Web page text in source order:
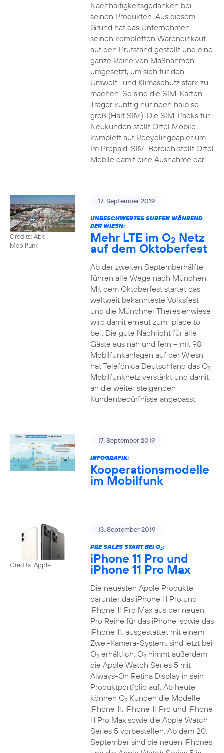
Nachhaltigkeitsgedanken bei
seinen Produkten. Aus diesem
Grund hat das Unternehmen
seinen kompletten Wareneinkauf
auf den Prüfstand gestellt und eine
ganze Reihe von Maßnahmen
umgesetzt, um sich für den
Umwelt- und Klimaschutz stark zu
machen. So sind die SIM-Karten-
Träger künftig nur noch halb so
groß (Half SIM). Die SIM-Packs für
Neukunden stellt Ortel Mobile
komplett auf Recyclingpapier um.
Im Prepaid-SIM-Bereich stellt Ortel
Mobile damit eine Ausnahme dar.
Credits: Abel
Mobilfunk
17. September 2019
UNBESCHWERTES SURFEN WÄHREND
DER WIESN:
Mehr LTE im O2 Netz
auf dem Oktoberfest
Ab der zweiten Septemberhälfte
führen alle Wege nach München:
Mit dem Oktoberfest startet das
weltweit bekannteste Volksfest
und die Münchner Theresienwiese
wird damit erneut zum „place to
be“. Die gute Nachricht für alle
Gäste aus nah und fern – mit 98
Mobilfunkanlagen auf der Wiesn
hat Telefónica Deutschland das O2
Mobilfunknetz verstärkt und damit
an die weiter steigenden
Kundenbedürfnisse angepasst.
17. September 2019
INFOGRAFIK:
Kooperationsmodelle
im Mobilfunk
Credits: Apple
13. September 2019
PRE SALES START BEI O2:
iPhone 11 Pro und
iPhone 11 Pro Max
Die neuesten Apple Produkte,
darunter das iPhone 11 Pro und
iPhone 11 Pro Max aus der neuen
Pro Reihe für das iPhone, sowie das
iPhone 11, ausgestattet mit einem
Zwei-Kamera-System, sind jetzt bei
O2erhältlich. O2nimmt außerdem
die Apple Watch Series 5 mit
Always-On Retina Display in sein
Produktportfolio auf. Ab heute
können O2Kunden die Modelle
iPhone 11, iPhone 11 Pro und iPhone
11 Pro Max sowie die Apple Watch
Series 5 vorbestellen. Ab dem 20.
September sind die neuen iPhones